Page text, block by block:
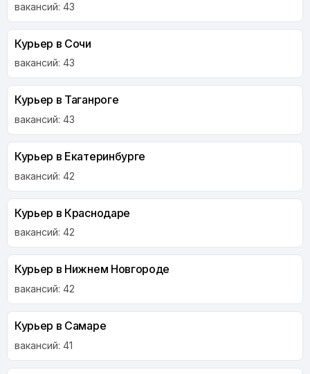
вакансий: 43
Курьер в Сочи
вакансий: 43
Курьер в Таганроге
вакансий: 43
Курьер в Екатеринбурге
вакансий: 42
Курьер в Краснодаре
вакансий: 42
Курьер в Нижнем Новгороде
вакансий: 42
Курьер в Самаре
вакансий: 41